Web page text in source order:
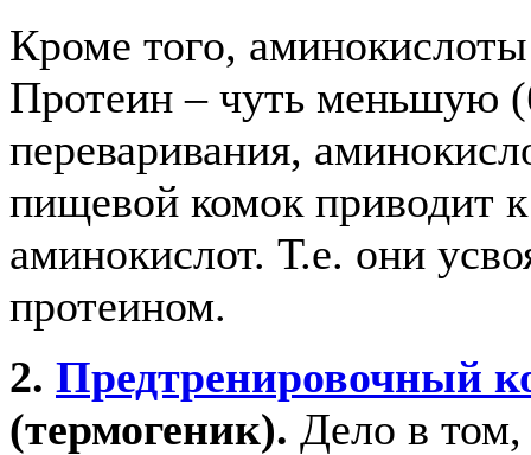
Кроме того,
Протеин – чуть меньшую
переваривания,
пищевой комок приводит
аминокислот. Т.е. они
протеином.
2. Предтренировочный
(термогеник). Дело в том,